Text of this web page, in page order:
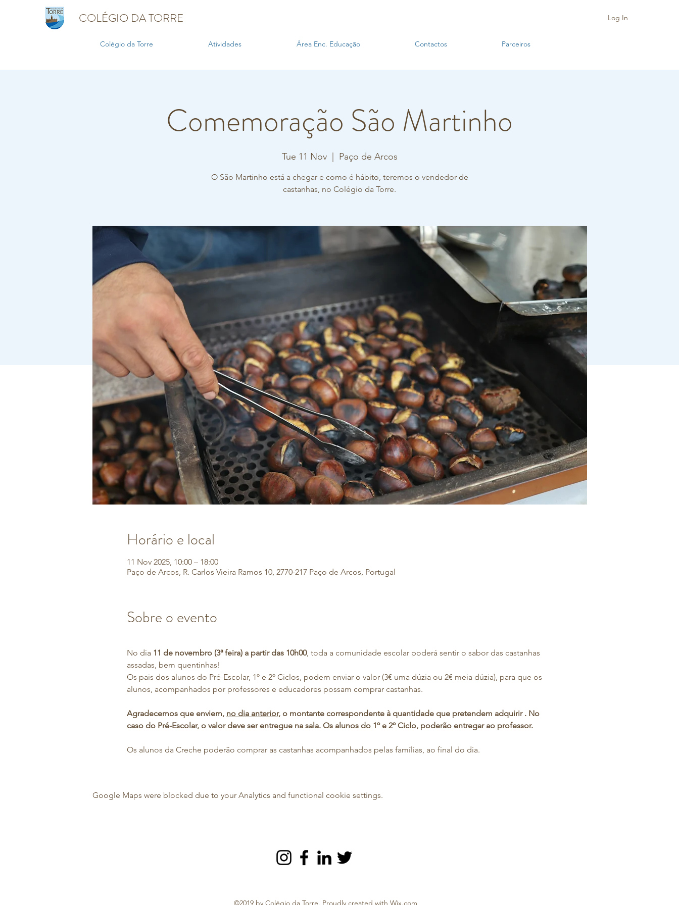
COLÉGIO DA TORRE Log In
Colégio da Torre Atividades Área Enc. Educação Contactos Parceiros
Comemoração São Martinho
Tue 11 Nov
  |
Paço de Arcos
O São Martinho está a chegar e como é hábito, teremos o vendedor de
castanhas, no Colégio da Torre.
Horário e local
11 Nov 2025, 10:00 – 18:00
Paço de Arcos, R. Carlos Vieira Ramos 10, 2770-217 Paço de Arcos, Portugal
Sobre o evento
No dia 11 de novembro (3ª feira) a partir das 10h00, toda a comunidade escolar poderá sentir o sabor das castanhas
assadas, bem quentinhas!
Os pais dos alunos do Pré-Escolar, 1º e 2º Ciclos, podem enviar o valor (3€ uma dúzia ou 2€ meia dúzia), para que os
alunos, acompanhados por professores e educadores possam comprar castanhas.
Agradecemos que enviem, no dia anterior, o montante correspondente à quantidade que pretendem adquirir . No
caso do Pré-Escolar, o valor deve ser entregue na sala. Os alunos do 1º e 2º Ciclo, poderão entregar ao professor.
Os alunos da Creche poderão comprar as castanhas acompanhados pelas famílias, ao final do dia.
Google Maps were blocked due to your Analytics and functional cookie settings.
©2019 by Colégio da Torre. Proudly created with Wix.com